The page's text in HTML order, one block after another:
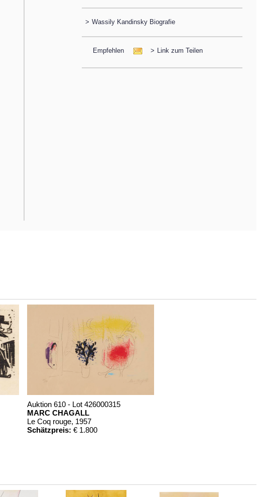
> Wassily Kandinsky Biografie
Empfehlen > Link zum Teilen
Auktion 610 - Lot 426000315
MARC CHAGALL
Le Coq rouge, 1957
Schätzpreis: € 1.800